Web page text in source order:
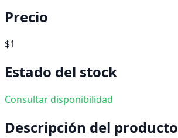
Precio
$1
Estado del stock
Consultar disponibilidad
Descripción del producto